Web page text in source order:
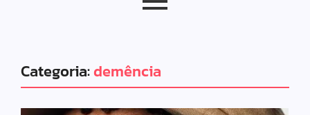
Categoria:demência